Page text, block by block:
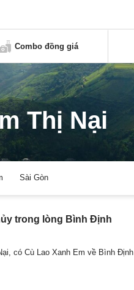
Combo đồng giá
Thị Nại
Sài Gòn
trong lòng Bình Định
có Cù Lao Xanh Em về Bình Định